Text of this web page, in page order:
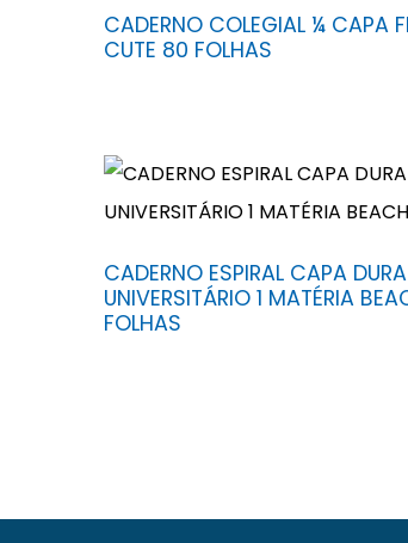
CADERNO COLEGIAL ¼ CAPA
CUTE 80 FOLHAS
CADERNO ESPIRAL CAPA DURA
UNIVERSITÁRIO 1 MATÉRIA
FOLHAS